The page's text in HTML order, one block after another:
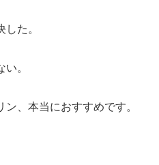
た。
。
、本当におすすめです。